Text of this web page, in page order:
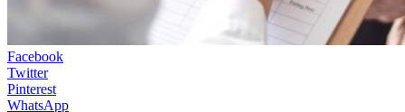
Facebook
Twitter
Pinterest
WhatsApp